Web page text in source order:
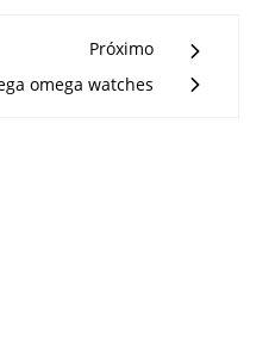
Próximo
omega watches